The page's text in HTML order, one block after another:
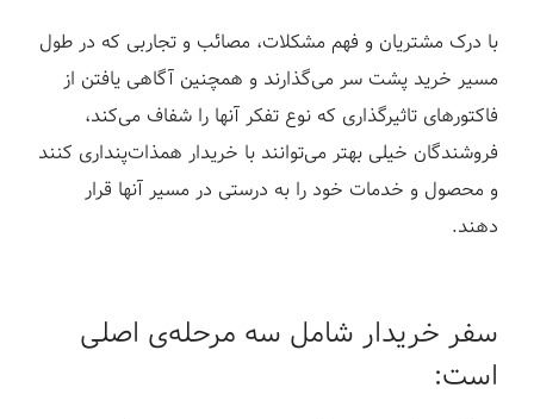
با درک مشتریان و فهم مشکلات، مصائب و تجاربی که در طول
مسیر خرید پشت سر می‌گذارند و همچنین آگاهی یافتن از
فاکتورهای تاثیرگذاری که نوع تفکر آنها را شفاف می‌کند،
فروشندگان خیلی بهتر می‌توانند با خریدار همذات‌پنداری کنند
و محصول و خدمات خود را به درستی در مسیر آنها قرار
دهند.
سفر خریدار شامل سه مرحله‌‌ی اصلی
است: